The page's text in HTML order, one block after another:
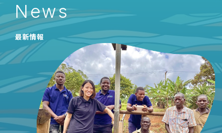
News
最新情報